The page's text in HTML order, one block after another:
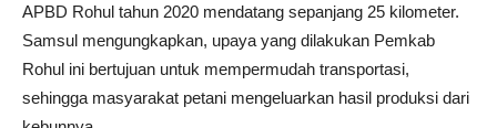
APBD Rohul tahun 2020 mendatang sepanjang 25 kilometer.
Samsul mengungkapkan, upaya yang dilakukan Pemkab
Rohul ini bertujuan untuk mempermudah transportasi,
sehingga masyarakat petani mengeluarkan hasil produksi dari